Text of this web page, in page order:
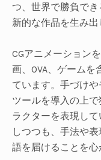
つ、世界で勝負で
新的な作品を生み出
CGアニメーション
画、OVA、ゲーム
ています。手づけ
ツールを導入の上
ラクターを表現し
しつつも、手法や
語を届けることを心